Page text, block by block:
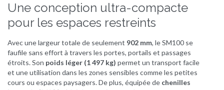
Une conception ultra-compacte
pour les espaces restreints
Avec une largeur totale de seulement 902 mm, le SM100 se
faufile sans effort à travers les portes, portails et passages
étroits. Son poids léger (1 497 kg) permet un transport facile
et une utilisation dans les zones sensibles comme les petites
cours ou espaces paysagers. De plus, équipée de chenilles